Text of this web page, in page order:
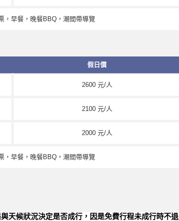
，早餐，晚餐BBQ，潮間帶導覽
假日價
2600 元/人
2100 元/人
2000 元/人
，早餐，晚餐BBQ，潮間帶導覽
天候狀況決定是否成行，因是免費行程未成行時不退